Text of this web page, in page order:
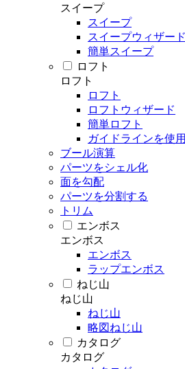
スイープ
スイープ
スイープウィザード
簡単スイープ
ロフト
ロフト
ロフト
ロフトウィザード
簡単ロフト
ガイドラインを使
ブール演算
パーツをシェル化
面を勾配
パーツを分割する
トリム
エンボス
エンボス
エンボス
ラップエンボス
ねじ山
ねじ山
ねじ山
略図ねじ山
カタログ
カタログ